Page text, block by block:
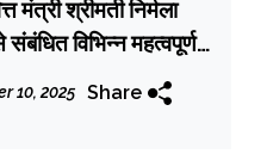
मंत्री श्रीमती निर्मला
विभिन्न महत्वपूर्ण
10, 2025 Share